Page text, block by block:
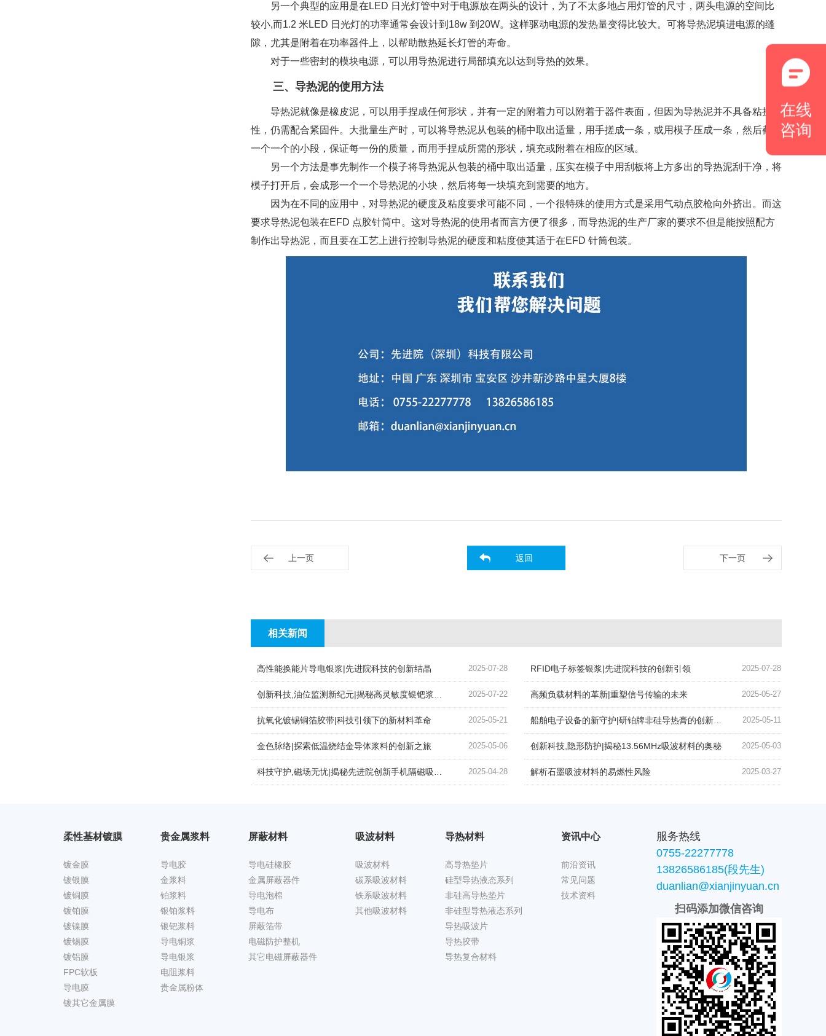
另一个典型的应用是在LED 日光灯管中对于电源放在两头的设计，为了不太多地占用灯管的尺寸，两头电源的空间比
较小,而1.2 米LED 日光灯的功率通常会设计到18w 到20W。这样驱动电源的发热量变得比较大。可将导热泥填进电源的缝
隙，尤其是附着在功率器件上，以帮助散热延长灯管的寿命。
对于一些密封的模块电源，可以用导热泥进行局部填充以达到导热的效果。
三、导热泥的使用方法
导热泥就像是橡皮泥，可以用手捏成任何形状，并有一定的附着力可以附着于器件表面，但因为导热泥并不具备粘接
性，仍需配合紧固件。大批量生产时，可以将导热泥从包装的桶中取出适量，用手搓成一条，或用模子压成一条，然后截成
一个一个的小段，保证每一份的质量，而用手捏成所需的形状，填充或附着在相应的区域。
另一个方法是事先制作一个模子将导热泥从包装的桶中取出适量，压实在模子中用刮板将上方多出的导热泥刮干净，将
模子打开后，会成形一个一个导热泥的小块，然后将每一块填充到需要的地方。
因为在不同的应用中，对导热泥的硬度及粘度要求可能不同，一个很特殊的使用方式是采用气动点胶枪向外挤出。而这
要求导热泥包装在EFD 点胶针筒中。这对导热泥的使用者而言方便了很多，而导热泥的生产厂家的要求不但是能按照配方
制作出导热泥，而且要在工艺上进行控制导热泥的硬度和粘度使其适于在EFD 针筒包装。
上一页 返回 下一页
相关新闻
2025-07-28
高性能换能片导电银浆|先进院科技的创新结晶 2025-07-28
RFID电子标签银浆|先进院科技的创新引领
2025-07-22
创新科技,油位监测新纪元|揭秘高灵敏度银钯浆料的奥秘 2025-05-27
高频负载材料的革新|重塑信号传输的未来
2025-05-21
抗氧化镀锡铜箔胶带|科技引领下的新材料革命 2025-05-11
船舶电子设备的新守护|研铂牌非硅导热膏的创新应用
2025-05-06
金色脉络|探索低温烧结金导体浆料的创新之旅 2025-05-03
创新科技,隐形防护|揭秘13.56MHz吸波材料的奥秘
2025-04-28
科技守护,磁场无忧|揭秘先进院创新手机隔磁吸波贴片 2025-03-27
解析石墨吸波材料的易燃性风险
柔性基材镀膜
镀金膜
镀银膜
镀铜膜
镀铂膜
镀镍膜
镀锡膜
镀铝膜
FPC软板
导电膜
镀其它金属膜
贵金属浆料
导电胶
金浆料
铂浆料
银铂浆料
银钯浆料
导电铜浆
导电银浆
电阻浆料
贵金属粉体
屏蔽材料
导电硅橡胶
金属屏蔽器件
导电泡棉
导电布
屏蔽箔带
电磁防护整机
其它电磁屏蔽器件
吸波材料
吸波材料
碳系吸波材料
铁系吸波材料
其他吸波材料
导热材料
高导热垫片
硅型导热液态系列
非硅高导热垫片
非硅型导热液态系列
导热吸波片
导热胶带
导热复合材料
资讯中心
前沿资讯
常见问题
技术资料
服务热线
0755-22277778
13826586185(段先生)
duanlian@xianjinyuan.cn
扫码添加微信咨询
在线
咨询